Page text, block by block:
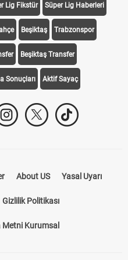
Lig Fikstür Süper Lig Haberleri
Beşiktaş Trabzonspor
Beşiktaş Transfer
Sonuçları Aktif Sayaç
About US Yasal Uyarı
Gizlilik Politikası
Metni Kurumsal